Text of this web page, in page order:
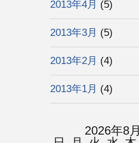
2013年4月 (5)
2013年3月 (5)
2013年2月 (4)
2013年1月 (4)
2026年8月